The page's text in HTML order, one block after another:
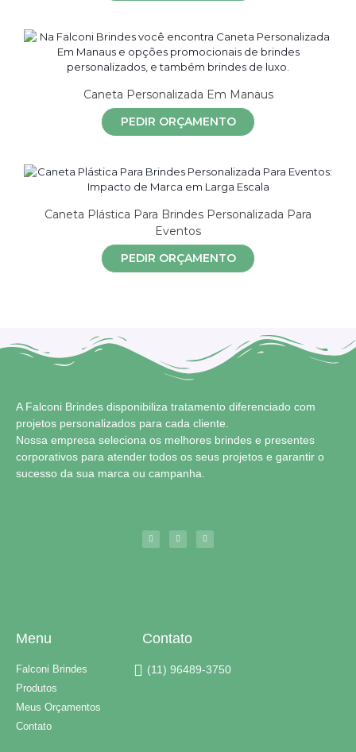
Caneta Personalizada Em Manaus
PEDIR ORÇAMENTO
Caneta Plástica Para Brindes Personalizada Para
Eventos
PEDIR ORÇAMENTO
A Falconi Brindes disponibiliza tratamento diferenciado com
projetos personalizados para cada cliente.
Nossa empresa seleciona os melhores brindes e presentes
corporativos para atender todos os seus projetos e garantir o
sucesso da sua marca ou campanha.
Menu
Falconi Brindes
Produtos
Meus Orçamentos
Contato
Contato
(11) 96489-3750